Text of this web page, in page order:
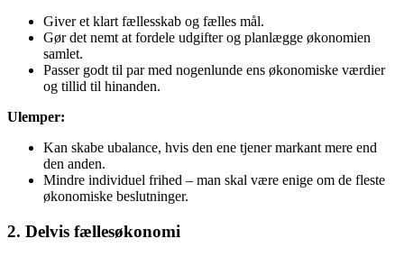
Giver et klart fællesskab og fælles mål.
Gør det nemt at fordele udgifter og planlægge økonomien
samlet.
Passer godt til par med nogenlunde ens økonomiske værdier
og tillid til hinanden.
Ulemper:
Kan skabe ubalance, hvis den ene tjener markant mere end
den anden.
Mindre individuel frihed – man skal være enige om de fleste
økonomiske beslutninger.
2. Delvis fællesøkonomi